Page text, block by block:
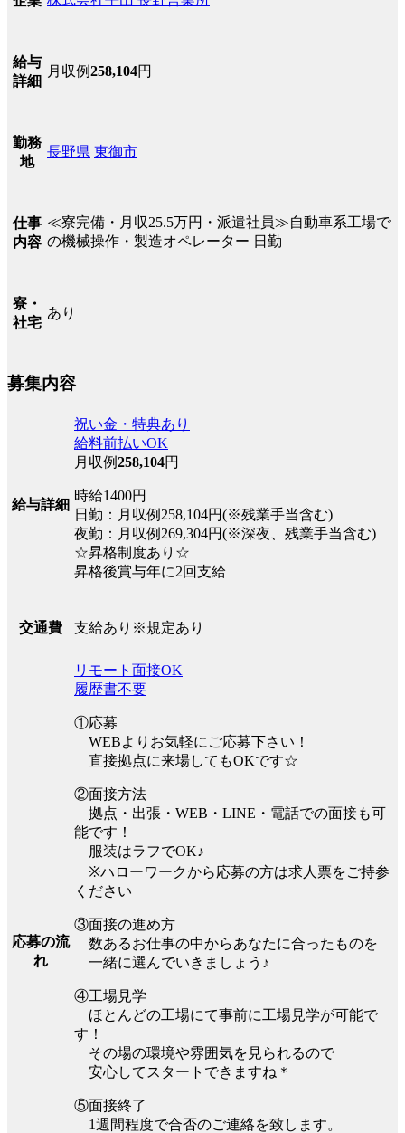
給与
詳細
月収例258,104円
勤務
地
長野県 東御市
仕事
内容
≪寮完備・月収25.5万円・派遣社員≫自動車系工場で
の機械操作・製造オペレーター 日勤
寮・
社宅
あり
募集内容
給与詳細
祝い金・特典あり
給料前払いOK
月収例258,104円
時給1400円
日勤：月収例258,104円(※残業手当含む)
夜勤：月収例269,304円(※深夜、残業手当含む)
☆昇格制度あり☆
昇格後賞与年に2回支給
交通費 支給あり※規定あり
応募の流
れ
リモート面接OK
履歴書不要
①応募
WEBよりお気軽にご応募下さい！
直接拠点に来場してもOKです☆
②面接方法
拠点・出張・WEB・LINE・電話での面接も可
能です！
服装はラフでOK♪
※ハローワークから応募の方は求人票をご持参
ください
③面接の進め方
数あるお仕事の中からあなたに合ったものを
一緒に選んでいきましょう♪
④工場見学
ほとんどの工場にて事前に工場見学が可能で
す！
その場の環境や雰囲気を見られるので
安心してスタートできますね＊
⑤面接終了
1週間程度で合否のご連絡を致します。